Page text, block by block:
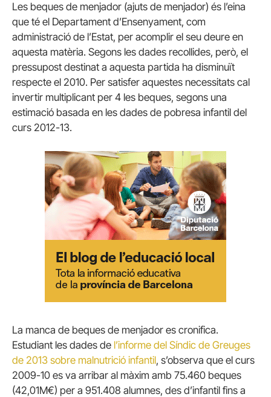
Les beques de menjador (ajuts de menjador) és l’eina
que té el Departament d’Ensenyament, com
administració de l’Estat, per acomplir el seu deure en
aquesta matèria. Segons les dades recollides, però, el
pressupost destinat a aquesta partida ha disminuït
respecte el 2010. Per satisfer aquestes necessitats cal
invertir multiplicant per 4 les beques, segons una
estimació basada en les dades de pobresa infantil del
curs 2012-13.
La manca de beques de menjador es cronifica.
Estudiant les dades de l’informe del Síndic de Greuges
de 2013 sobre malnutrició infantil, s’observa que el curs
2009-10 es va arribar al màxim amb 75.460 beques
(42,01M€) per a 951.408 alumnes, des d’infantil fins a